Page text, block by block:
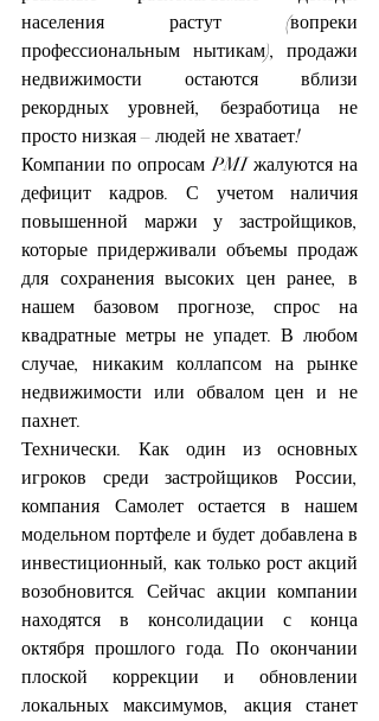
населения растут (вопреки
профессиональным нытикам), продажи
недвижимости остаются вблизи
рекордных уровней, безработица не
просто низкая – людей не хватает!
Компании по опросам PMI жалуются на
дефицит кадров. С учетом наличия
повышенной маржи у застройщиков,
которые придерживали объемы продаж
для сохранения высоких цен ранее, в
нашем базовом прогнозе, спрос на
квадратные метры не упадет. В любом
случае, никаким коллапсом на рынке
недвижимости или обвалом цен и не
пахнет.
Технически. Как один из основных
игроков среди застройщиков России,
компания Самолет остается в нашем
модельном портфеле и будет добавлена в
инвестиционный, как только рост акций
возобновится. Сейчас акции компании
находятся в консолидации с конца
октября прошлого года. По окончании
плоской коррекции и обновлении
локальных максимумов, акция станет